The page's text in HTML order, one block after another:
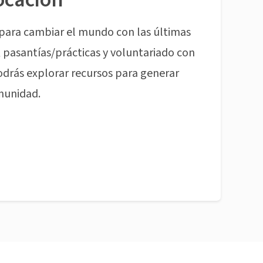
cambiar el mundo con las últimas
prácticas y voluntariado con
explorar recursos para generar